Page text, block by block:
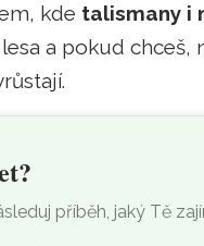
kde talismany i
a pokud chceš,
příběh, jaký Tě